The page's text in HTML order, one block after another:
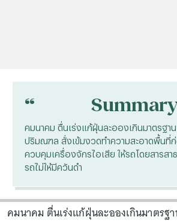
“
คมนาคม ตื่นเร่งแก้ฝุ่นละอองเกินมาตรฐา
ปริมณฑล สั่งเข้มงวดทำความสะอาดพื้นที่
ควบคุมเครื่องจักรไอเสีย ให้รถโดยสารส
รถไม่ให้มีควันดำ
คมนาคม ตื่นเร่งแก้ฝุ่นละอองเกินมาตร